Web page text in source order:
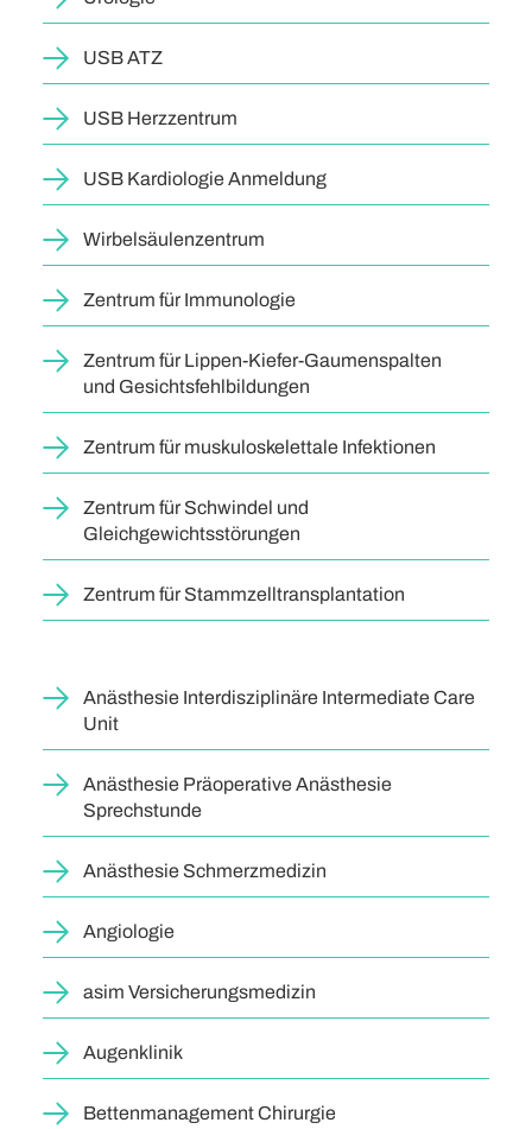
USB ATZ
USB Herzzentrum
USB Kardiologie Anmeldung
Wirbelsäulenzentrum
Zentrum für Immunologie
Zentrum für Lippen-Kiefer-Gaumenspalten
und Gesichtsfehlbildungen
Zentrum für muskuloskelettale Infektionen
Zentrum für Schwindel und
Gleichgewichtsstörungen
Zentrum für Stammzelltransplantation
Anästhesie Interdisziplinäre Intermediate Care
Unit
Anästhesie Präoperative Anästhesie
Sprechstunde
Anästhesie Schmerzmedizin
Angiologie
asim Versicherungsmedizin
Augenklinik
Bettenmanagement Chirurgie